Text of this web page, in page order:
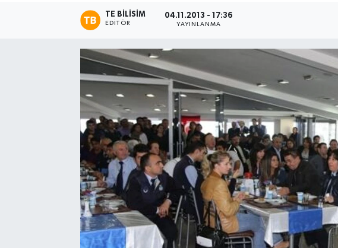
TE BILISIM
EDITÖR
04.11.2013 - 17:36
YAYINLANMA